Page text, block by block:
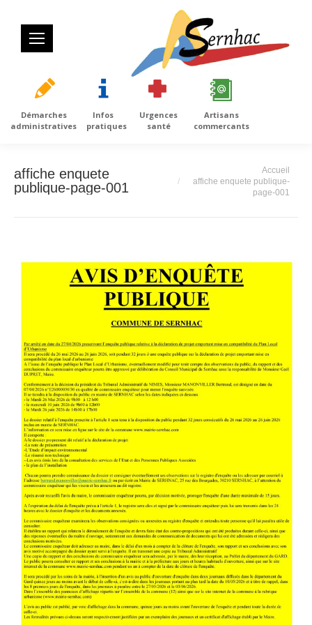
Démarches
administratives
Infos
pratiques
Urgences
santé
Artisans
commercants
affiche enquete
publique-page-001
Accueil
affiche enquete publique-
page-001